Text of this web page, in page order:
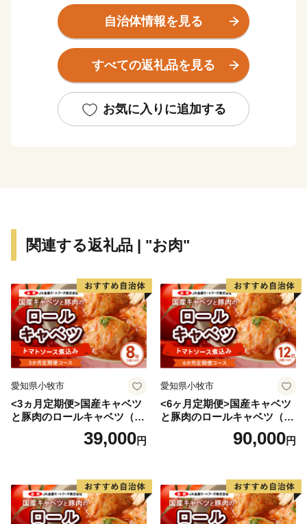
背後に広がる宗谷丘陵には、北海道遺産である周氷河地
形、57基の風車群、最北の白い道、これらは“圧巻”で
す！夏は平均20℃前後と冷涼な気候なので避暑地には最
適ですし、冬はマイナス5℃前後と最北の地でありなが
っくり稚内の味覚・気候・自然などをご堪能ください。
◆日本最北端わっかない白夜祭 ・・・ ６月中旬
旬
◆稚内みなと南極まつり ・・・ ８月上旬
◆日本最北端わっかない平和マラソン ・・・ ９月
上旬
自治体情報を見る
すべての返礼品を見る
お気に入りに追加する
関連する返礼品 | "お肉"
愛知県小牧市
<3ヵ月定期便>国産キャベツ
と豚肉のロールキャベツ（4P
39,000円
愛知県小牧市
<6ヶ月定期便>国産キャベツ
と豚肉のロールキャベツ（6P
90,000円